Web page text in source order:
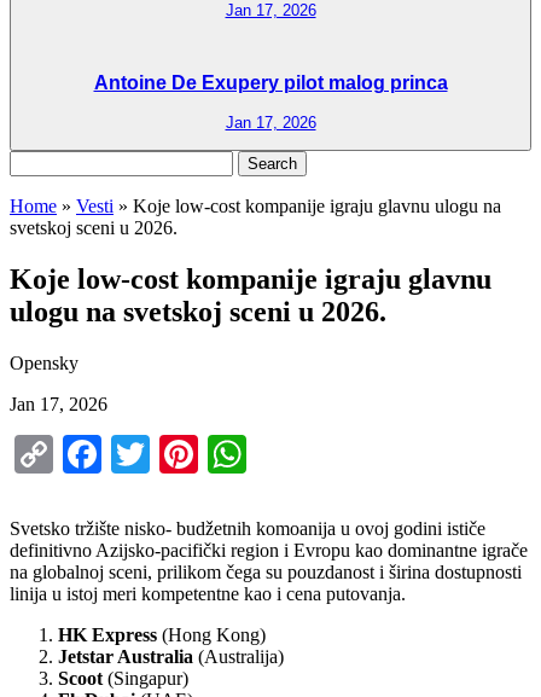
Jan 17, 2026
Antoine De Exupery pilot malog princa
Jan 17, 2026
for:
Home » Vesti » Koje low-cost kompanije igraju glavnu ulogu na
svetskoj sceni u 2026.
Koje low-cost kompanije igraju glavnu
ulogu na svetskoj sceni u 2026.
Opensky
Jan 17, 2026
CopyFacebook
TwitterPinterest
Svetsko tržište nisko- budžetnih komoanija u ovoj godini ističe
definitivno Azijsko-pacifički region i Evropu kao dominantne igrače
na globalnoj sceni, prilikom čega su pouzdanost i širina dostupnosti
linija u istoj meri kompetentne kao i cena putovanja.
HK Express (Hong Kong)
Jetstar Australia (Australija)
Scoot (Singapur)